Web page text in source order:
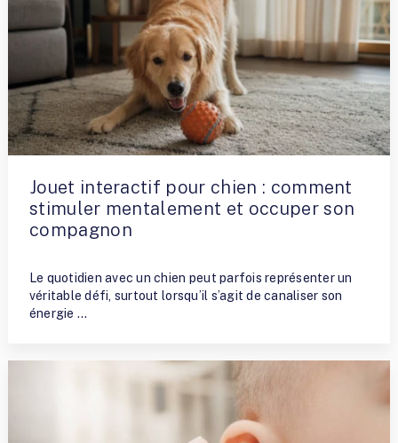
Jouet interactif pour chien : comment
stimuler mentalement et occuper son
compagnon
Le quotidien avec un chien peut parfois représenter un
véritable défi, surtout lorsqu’il s’agit de canaliser son
énergie …